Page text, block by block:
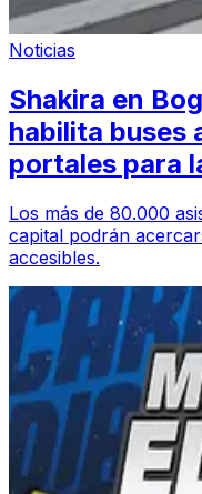
Noticias
Shakira en
habilita buses
portales para
Los más de 80.000
capital podrán
accesibles.